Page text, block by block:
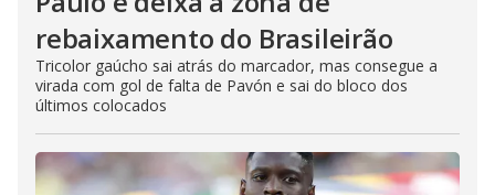
rebaixamento do Brasileirão
Tricolor gaúcho sai atrás do marcador, mas consegue a
virada com gol de falta de Pavón e sai do bloco dos
últimos colocados